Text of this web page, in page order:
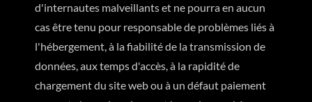
d'internautes malveillants et ne pourra en aucun
cas être tenu pour responsable de problèmes liés à
l'hébergement, à la fiabilité de la transmission de
données, aux temps d'accès, à la rapidité de
chargement du site web ou à un défaut paiement